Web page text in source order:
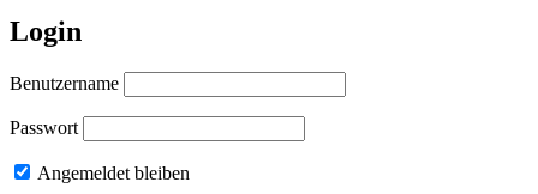
Login
Benutzername
Passwort
Angemeldet bleiben